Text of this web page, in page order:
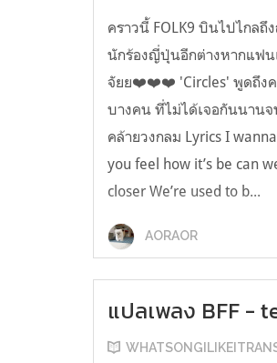
คราวนี้ FOLK9 บินไปไกล
นักร้องญี่ปุ่นอีกต่างหากแฟน
จัยย❤️❤️❤️ 'Circles' พูดถึงค
บางคน ที่ไม่ได้เจอกันนานจ
คล้ายวงกลม Lyrics I
you feel how it’s be can
closer We’re used to b...
AORAOR
แปลเพลง BFF -